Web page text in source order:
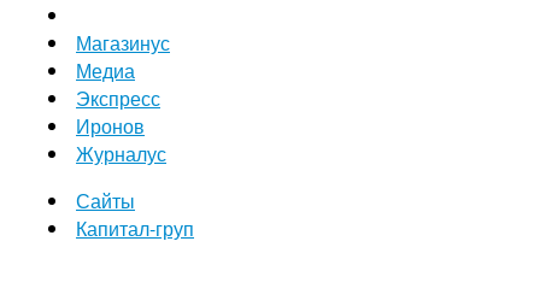
Магазинус
Медиа
Экспресс
Иронов
Журналус
Сайты
Капитал-груп